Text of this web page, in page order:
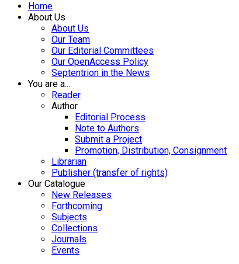
Home
About Us
About Us
Our Team
Our Editorial Committees
Our OpenAccess Policy
Septentrion in the News
You are a...
Reader
Author
Editorial Process
Note to Authors
Submit a Project
Promotion, Distribution, Consignment
Librarian
Publisher (transfer of rights)
Our Catalogue
New Releases
Forthcoming
Subjects
Collections
Journals
Events